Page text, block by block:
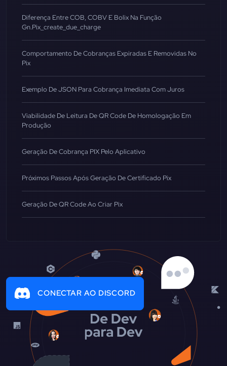
Diferença Entre COB, COBV E Bolix Na Função
Gn.pix_create_due_charge
Comportamento De Cobranças Expiradas E Removidas No
Pix
Exemplo De JSON Para Cobrança Imediata Com Juros
Viabilidade De Leitura De QR Code De Homologação Em
Produção
Geração De Cobrança PIX Pelo Aplicativo
Próximos Passos Após Geração De Certificado Pix
Geração De QR Code Ao Criar Pix
CONECTAR AO DISCORD